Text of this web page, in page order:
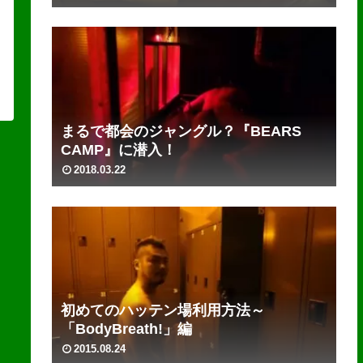
まるで都会のジャングル？『BEARS
CAMP』に潜入！
2018.03.22
初めてのハッテン場利用方法～
「BodyBreath!」編
2015.08.24